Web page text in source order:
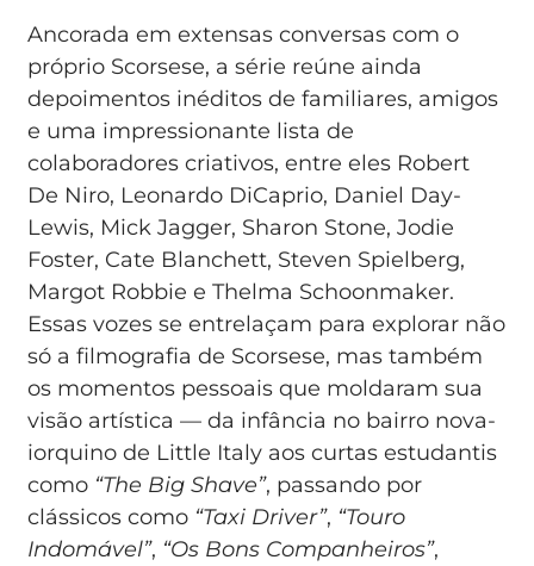
Ancorada em extensas conversas com o
próprio Scorsese, a série reúne ainda
depoimentos inéditos de familiares, amigos
e uma impressionante lista de
colaboradores criativos, entre eles Robert
De Niro, Leonardo DiCaprio, Daniel Day-
Lewis, Mick Jagger, Sharon Stone, Jodie
Foster, Cate Blanchett, Steven Spielberg,
Margot Robbie e Thelma Schoonmaker.
Essas vozes se entrelaçam para explorar não
só a filmografia de Scorsese, mas também
os momentos pessoais que moldaram sua
visão artística — da infância no bairro nova-
iorquino de Little Italy aos curtas estudantis
como “The Big Shave”, passando por
clássicos como “Taxi Driver”, “Touro
Indomável”, “Os Bons Companheiros”,